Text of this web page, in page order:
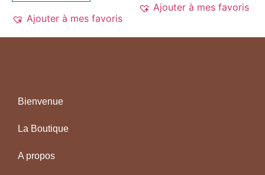
Ajouter à mes favoris
Ajouter à mes favoris
Bienvenue
La Boutique
A propos